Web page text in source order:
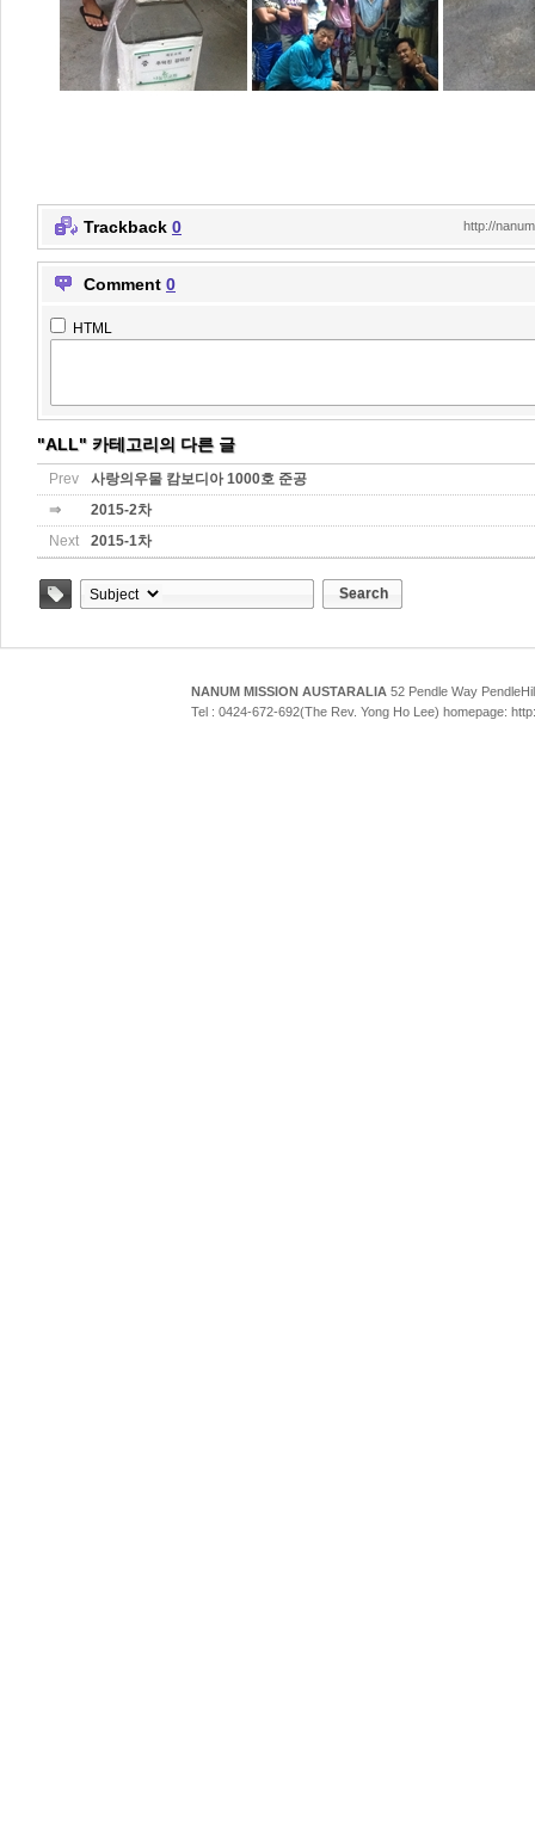
Trackback 0 http://
Comment 0
HTML
"ALL" 카테고리의 다른 글
Prev
사랑의우물 캄보디아 1000호 준공
⇒
2015-2차
Next
2015-1차
Search
NANUM MISSION AUSTARALIA 52 Pendle Way
Tel : 0424-672-692(The Rev. Yong Ho Lee) homepage: